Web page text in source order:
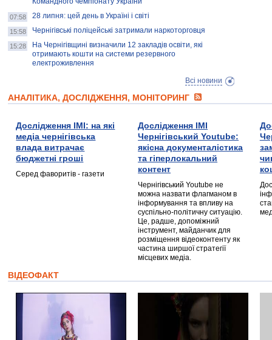
07:58 28 липня: цей день в Україні і світі
15:58 Чернігівські поліцейські затримали наркоторговця
15:28
На Чернігівщині визначили 12 закладів освіти, які
отримають кошти на системи резервного
електроживлення
Всі новини
АНАЛІТИКА, ДОСЛІДЖЕННЯ, МОНІТОРИНГ
Дослідження ІМІ: на які
медіа чернігівська
влада витрачає
бюджетні гроші
Серед фаворитів - газети
Дослідження ІМІ
Чернігівський Youtube:
якісна документалістика
та гіперлокальний
контент
Чернігівський Youtube не
можна назвати флагманом в
інформування та впливу на
суспільно-політичну ситуацію.
Це, радше, допоміжний
інструмент, майданчик для
розміщення відеоконтенту як
частина ширшої стратегії
місцевих медіа.
ВІДЕОФАКТ